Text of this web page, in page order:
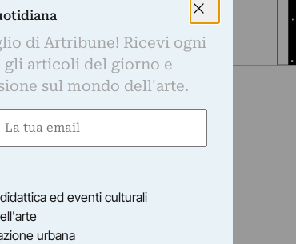
di Artribune! Ricevi ogni
articoli del giorno e
sul mondo dell'arte.
Email
ed eventi culturali
urbana